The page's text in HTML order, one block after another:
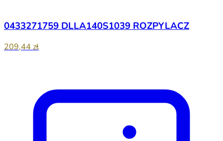
0433271759 DLLA140S1039 ROZPYLACZ
209,44 zł